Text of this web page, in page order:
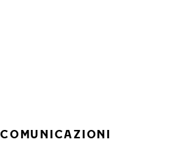
COMUNICAZIONI